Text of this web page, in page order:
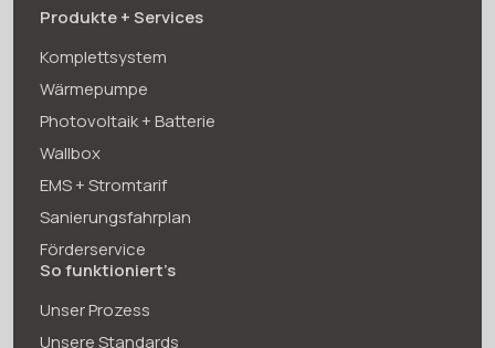
Produkte + Services
Komplettsystem
Wärmepumpe
Photovoltaik + Batterie
Wallbox
EMS + Stromtarif
Sanierungsfahrplan
Förderservice
So funktioniert’s
Unser Prozess
Unsere Standards